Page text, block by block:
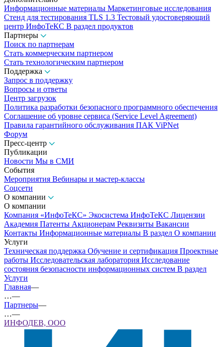
Информационные материалы Маркетинговые исследования
Стенд для тестирования TLS 1.3 Тестовый удостоверяющий
центр ИнфоТеКС В раздел продуктов
Партнеры
Поиск по партнерам
Стать коммерческим партнером
Стать технологическим партнером
Поддержка
Запрос в поддержку
Вопросы и ответы
Центр загрузок
Политика разработки безопасного программного обеспечения
Соглашение об уровне сервиса (Service Level Agreement)
Правила гарантийного обслуживания ПАК ViPNet
Форум
Пресс-центр
Публикации
Новости Мы в СМИ
События
Мероприятия Вебинары и мастер-классы
Соцсети
О компании
О компании
Компания «ИнфоТеКС» Экосистема ИнфоТеКС Лицензии
Академия Патенты Акционерам Реквизиты Вакансии
Контакты Информационные материалы В раздел О компании
Услуги
Техническая поддержка Обучение и сертификация Проектные
работы Исследовательская лаборатория Исследование
состояния безопасности информационных систем В раздел
Услуги
Главная—
…—
Партнеры—
…—
ИНФОДЕВ, ООО